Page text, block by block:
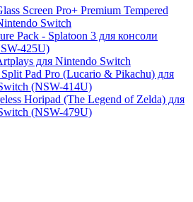
Screen Pro+ Premium Tempered
Switch
Pack - Splatoon 3 для консоли
425U)
для Nintendo Switch
Pad Pro (Lucario & Pikachu) для
(NSW-414U)
Horipad (The Legend of Zelda) для
(NSW-479U)